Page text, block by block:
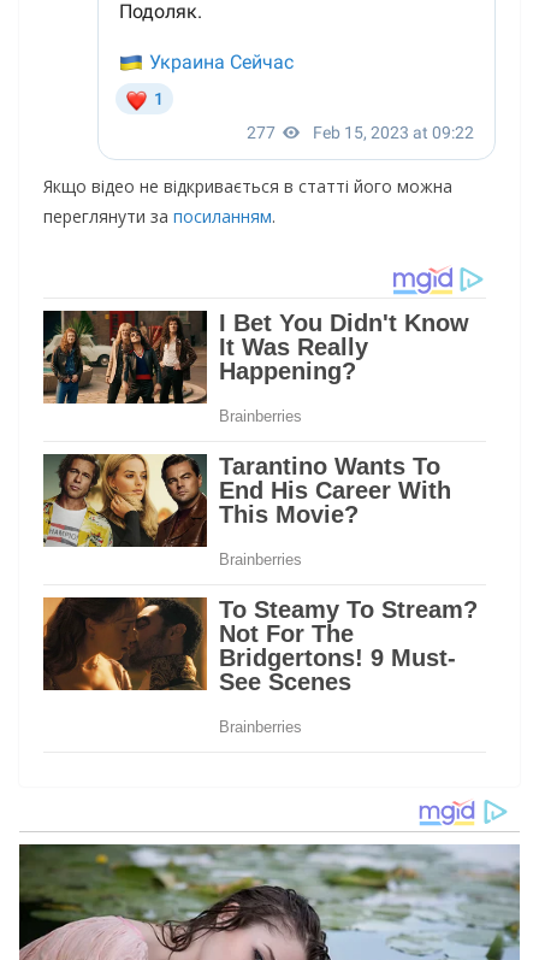
Якщо відео не відкривається в статті його можна
переглянути за посиланням.